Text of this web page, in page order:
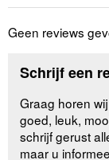
Geen reviews
Schrijf een
Graag horen
goed, leuk,
schrijf gerust
maar u